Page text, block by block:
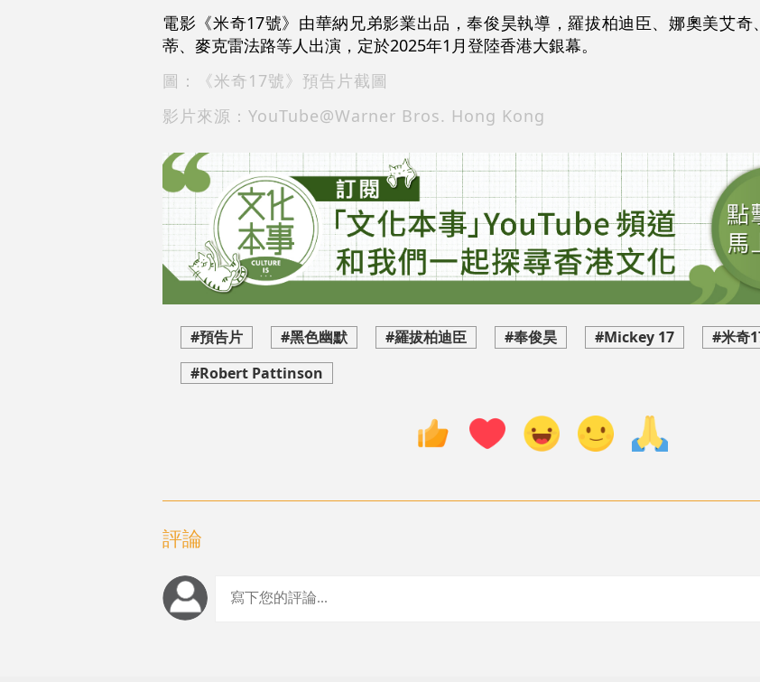
電影《米奇17號》由華納兄弟影業出品，奉俊昊執導，羅拔柏迪臣、娜奧美艾奇
蒂、麥克雷法路等人出演，定於2025年1月登陸香港大銀幕。
圖：《米奇17號》預告片截圖
影片來源：YouTube@Warner Bros. Hong Kong
#預告片 #黑色幽默 #羅拔柏迪臣 #奉俊昊 #Mickey 17
#米奇
#Robert Pattinson
評論